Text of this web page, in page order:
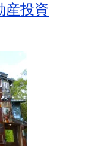
産投資